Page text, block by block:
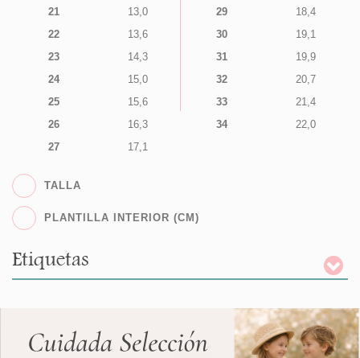
21
13,0
22
13,6
23
14,3
24
15,0
25
15,6
26
16,3
27
17,1
29
18,4
30
19,1
31
19,9
32
20,7
33
21,4
34
22,0
TALLA
PLANTILLA INTERIOR (CM)
Etiquetas